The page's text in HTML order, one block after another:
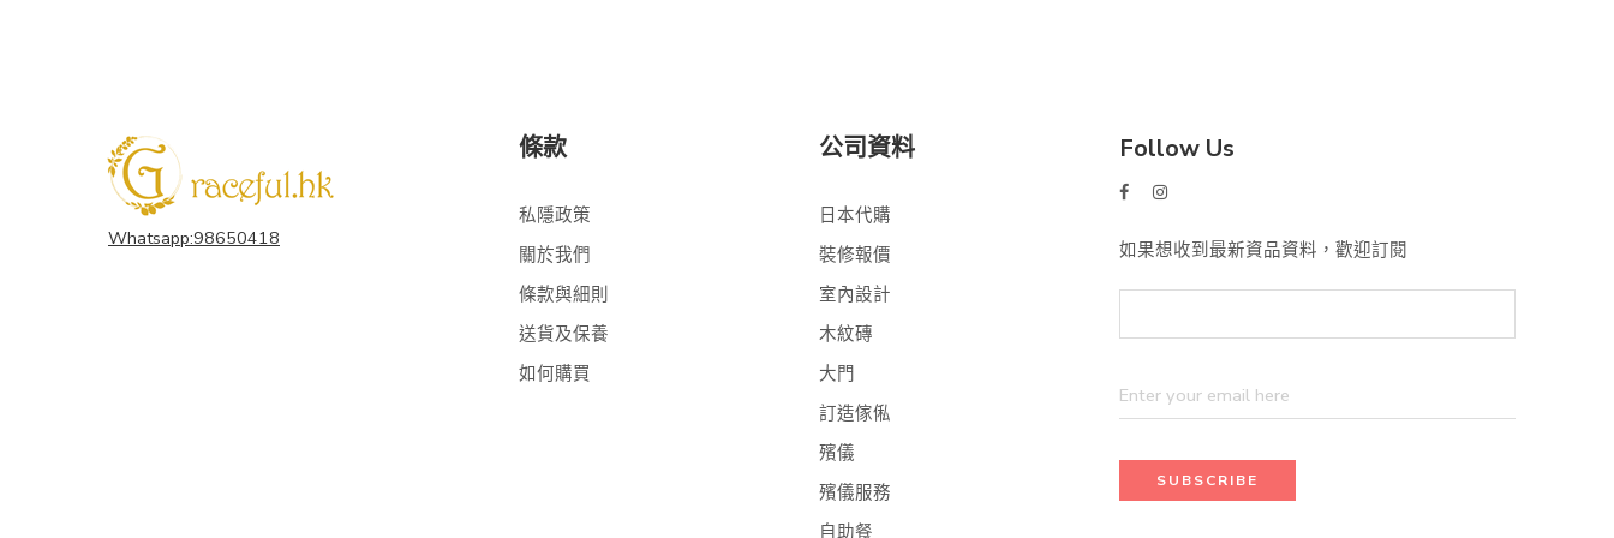
Whatsapp:98650418
條款
私隱政策
關於我們
條款與細則
送貨及保養
如何購買
公司資料
日本代購
裝修報價
室內設計
木紋磚
大門
訂造傢俬
殯儀
殯儀服務
自助餐
Follow Us
如果想收到最新資品資料，歡迎訂閱